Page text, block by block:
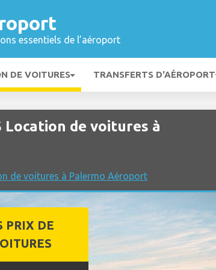
essentiels de l’aéroport
DE VOITURES TRANSFERTS D'AÉROPORT
Location de voitures à
de voitures à Palermo Aéroport
PRIX DE